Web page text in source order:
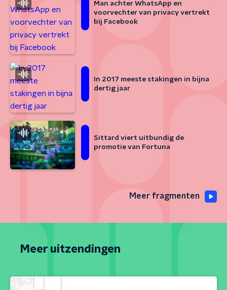
Man achter WhatsApp en
voorvechter van privacy vertrekt
bij Facebook
In 2017 meeste stakingen in bijna
dertig jaar
Sittard viert uitbundig de
promotie van Fortuna
Meer fragmenten
Meer uitzendingen